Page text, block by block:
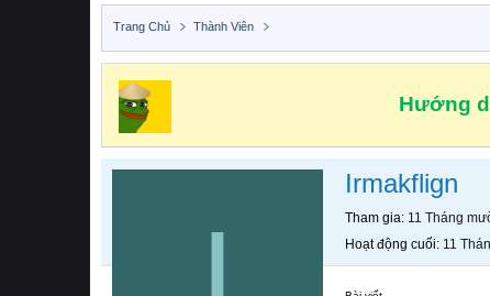
Trang Chủ Thành Viên
Hướng
Irmakflign
Tham gia 11 Tháng
Hoạt động cuối 11